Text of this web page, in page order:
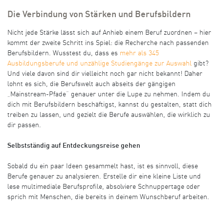
Die Verbindung von Stärken und Berufsbildern
Nicht jede Stärke lässt sich auf Anhieb einem Beruf zuordnen – hier
kommt der zweite Schritt ins Spiel: die Recherche nach passenden
Berufsbildern. Wusstest du, dass es mehr als 345
Ausbildungsberufe und unzählige Studiengänge zur Auswahl gibt?
Und viele davon sind dir vielleicht noch gar nicht bekannt! Daher
lohnt es sich, die Berufswelt auch abseits der gängigen
„Mainstream-Pfade“ genauer unter die Lupe zu nehmen. Indem du
dich mit Berufsbildern beschäftigst, kannst du gestalten, statt dich
treiben zu lassen, und gezielt die Berufe auswählen, die wirklich zu
dir passen.
Selbstständig auf Entdeckungsreise gehen
Sobald du ein paar Ideen gesammelt hast, ist es sinnvoll, diese
Berufe genauer zu analysieren. Erstelle dir eine kleine Liste und
lese multimediale Berufsprofile, absolviere Schnuppertage oder
sprich mit Menschen, die bereits in deinem Wunschberuf arbeiten.